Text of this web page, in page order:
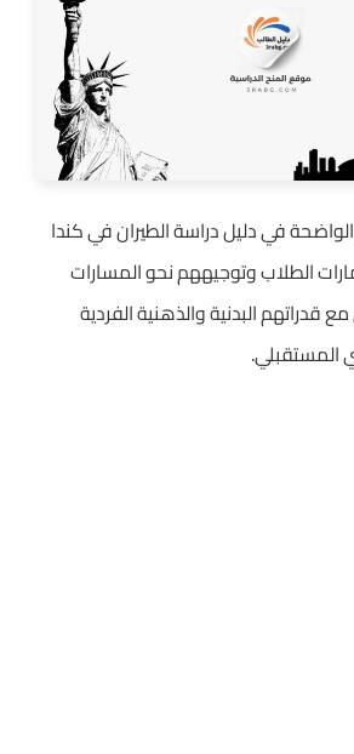
في دليل دراسة الطيران في كندا
الطلاب وتوجيههم نحو المسارات
مع قدراتهم البدنية والذهنية الفردية
المستقبلي.